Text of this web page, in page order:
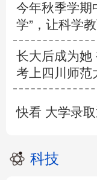
今年秋季学期
学”，让科学
长大后成为她
考上四川师范
快看 大学录
科技